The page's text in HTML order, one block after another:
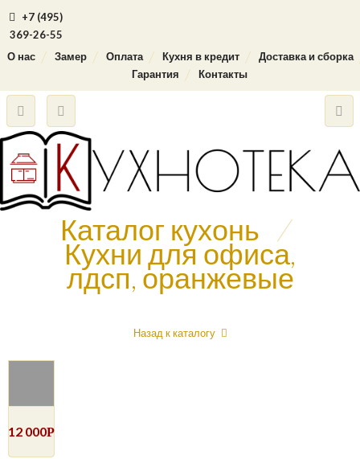
+7 (495)
369-26-55
О нас
Замер Оплата Кухня в кредит
Доставка и сборка
Гарантия
Контакты
Каталог кухонь /
Кухни для офиса,
лдсп, оранжевые
Назад к каталогу
12 000Р